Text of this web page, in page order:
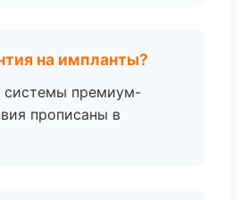
на импланты?
системы премиум-
прописаны в